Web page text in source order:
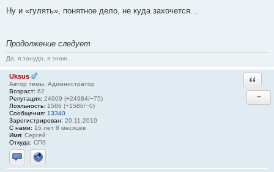
Ну и «гулять», понятное дело, не куда захочется…
Продолжение следует
Да, я зануда, я знаю...
Uksus
Автор темы, Администратор
Возраст: 62
Репутация: 24909 (+24984/−75)
Лояльность: 1586 (+1586/−0)
Сообщения: 13340
Зарегистрирован: 20.11.2010
С нами: 15 лет 8 месяцев
Имя: Сергей
Откуда: СПб
Отправить личное сообщение
Сайт
−